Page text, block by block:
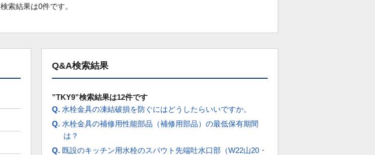
検索結果は0件です。
Q&A検索結果
”TKY9”検索結果は12件です
Q. 水栓金具の凍結破損を防ぐにはどうしたらいいですか。
Q. 水栓金具の補修用性能部品（補修用部品）の最低保有期間
は？
Q. 既設のキッチン用水栓のスパウト先端吐水口部（W22山20・